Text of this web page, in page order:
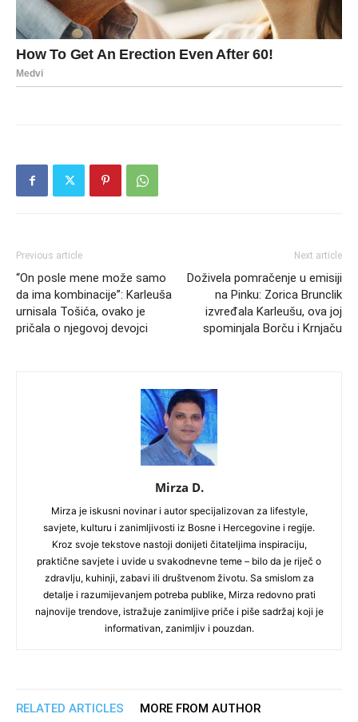
Previous article
“On posle mene može samo
da ima kombinacije”: Karleuša
urnisala Tošića, ovako je
pričala o njegovoj devojci
Next article
Doživela pomračenje u emisiji
na Pinku: Zorica Brunclik
izvređala Karleušu, ova joj
spominjala Borču i Krnjaču
Mirza D.
Mirza je iskusni novinar i autor specijalizovan za lifestyle,
savjete, kulturu i zanimljivosti iz Bosne i Hercegovine i regije.
Kroz svoje tekstove nastoji donijeti čitateljima inspiraciju,
praktične savjete i uvide u svakodnevne teme – bilo da je riječ o
zdravlju, kuhinji, zabavi ili društvenom životu. Sa smislom za
detalje i razumijevanjem potreba publike, Mirza redovno prati
najnovije trendove, istražuje zanimljive priče i piše sadržaj koji je
informativan, zanimljiv i pouzdan.
RELATED ARTICLES MORE FROM AUTHOR